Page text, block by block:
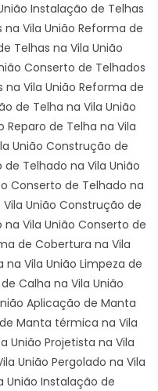
Instalação de Telhas
Vila União Reforma de
Telhas na Vila União
Conserto de Telhados
na Vila União Reforma de
de Telha na Vila União
Reparo de Telha na Vila
União Construção de
Telhado na Vila União
Conserto de Telhado na
União Construção de
Vila União Conserto de
de Cobertura na Vila
Vila União Limpeza de
Calha na Vila União
Aplicação de Manta
Manta térmica na Vila
União Projetista na Vila
União Pergolado na Vila
União Instalação de